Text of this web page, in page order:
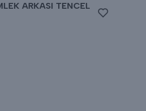
ARKASI TENCEL